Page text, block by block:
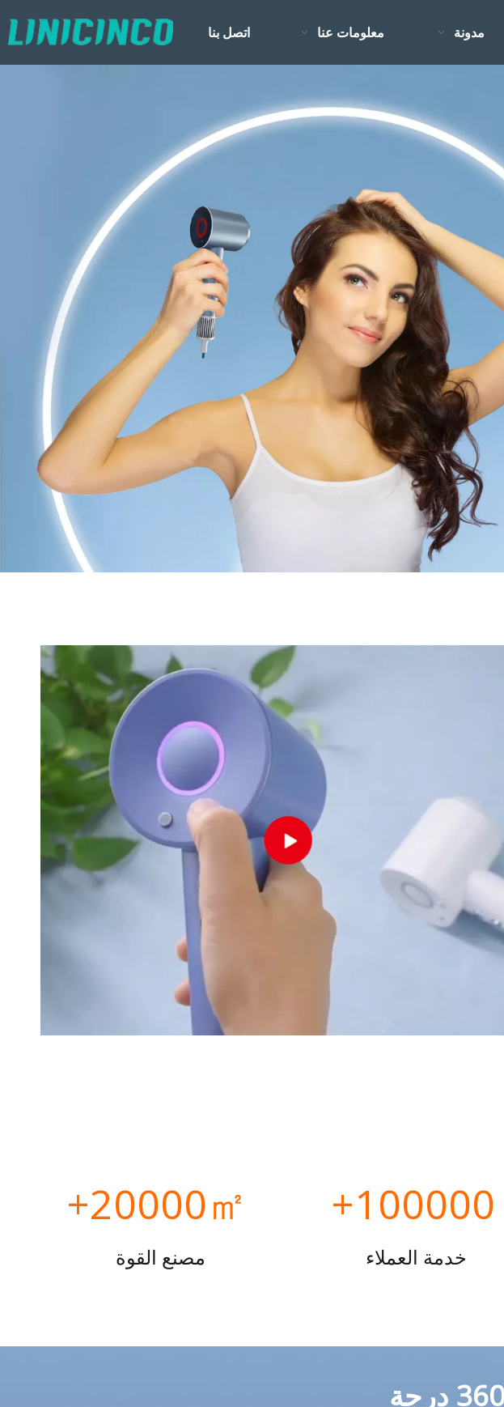
مدونة معلومات عنا اتصل بنا
100000+
خدمة العملاء
20000㎡+
مصنع القوة